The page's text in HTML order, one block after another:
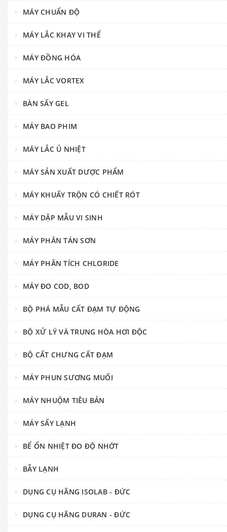
MÁY CHUẨN ĐỘ
MÁY LẮC KHAY VI THỂ
MÁY ĐỒNG HÓA
MÁY LẮC VORTEX
BÀN SẤY GEL
MÁY BAO PHIM
MÁY LẮC Ủ NHIỆT
MÁY SẢN XUẤT DƯỢC PHẨM
MÁY KHUẤY TRỘN CÓ CHIẾT RÓT
MÁY DẬP MẪU VI SINH
MÁY PHÂN TÁN SƠN
MÁY PHÂN TÍCH CHLORIDE
MÁY ĐO COD, BOD
BỘ PHÁ MẪU CẤT ĐẠM TỰ ĐỘNG
BỘ XỬ LÝ VÀ TRUNG HÒA HƠI ĐỘC
BỘ CẤT CHƯNG CẤT ĐẠM
MÁY PHUN SƯƠNG MUỐI
MÁY NHUỘM TIÊU BẢN
MÁY SẤY LẠNH
BỂ ỔN NHIỆT ĐO ĐỘ NHỚT
BẪY LẠNH
DỤNG CỤ HÃNG ISOLAB - ĐỨC
DỤNG CỤ HÃNG DURAN - ĐỨC